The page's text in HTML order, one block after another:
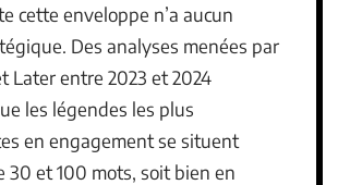
cette enveloppe n’a aucun
Des analyses menées par
Later entre 2023 et 2024
les légendes les plus
en engagement se situent
30 et 100 mots, soit bien en